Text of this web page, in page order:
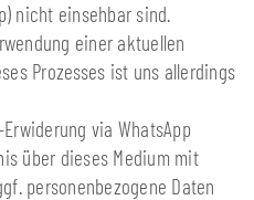
nicht einsehbar sind.
einer aktuellen
Prozesses ist uns allerdings
via WhatsApp
über dieses Medium mit
personenbezogene Daten